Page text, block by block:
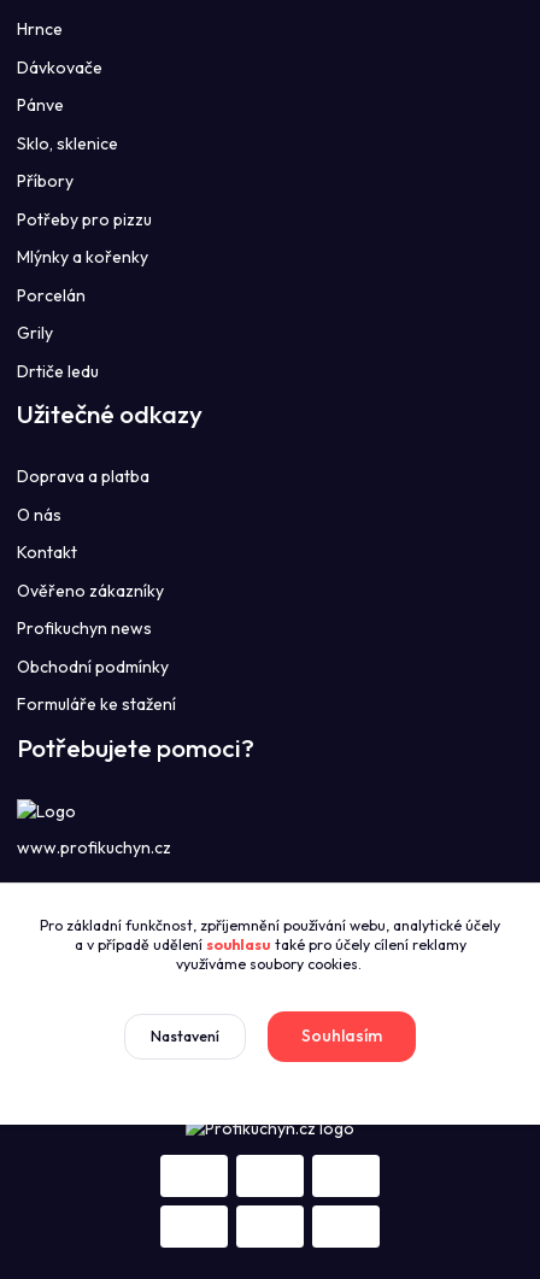
Hrnce
Dávkovače
Pánve
Sklo, sklenice
Příbory
Potřeby pro pizzu
Mlýnky a kořenky
Porcelán
Grily
Drtiče ledu
Užitečné odkazy
Doprava a platba
O nás
Kontakt
Ověřeno zákazníky
Profikuchyn news
Obchodní podmínky
Formuláře ke stažení
Potřebujete pomoci?
www.profikuchyn.cz
+420774421626
(Po-Pá 8:00-16:00)
sales@profikuchyn.cz
Pro základní funkčnost, zpříjemnění používání webu, analytické účely
a v případě udělení souhlasu také pro účely cílení reklamy
využíváme soubory cookies.
Nastavení Souhlasím